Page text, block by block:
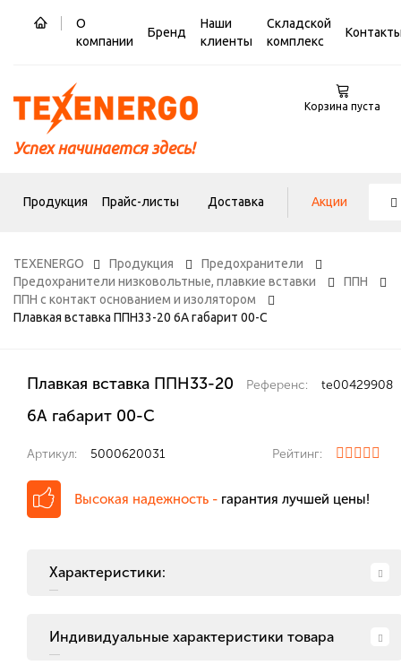
О
компании
Бренд
Наши
клиенты
Складской
комплекс
Успех начинается здесь!
Корзина пуста
Продукция Прайс-листы Доставка Акции
TEXENERGO Продукция
Предохранители
Предохранители низковольтные, плавкие вставки
ППН
ППН с контакт основанием и изолятором
Плавкая вставка ППН33-20 6А габарит 00-С
Плавкая вставка ППН33-20
6А габарит 00-С
Референс: te00429908
Артикул: 5000620031 Рейтинг:
Высокая надежность - гарантия лучшей цены!
Характеристики:
Индивидуальные характеристики товара